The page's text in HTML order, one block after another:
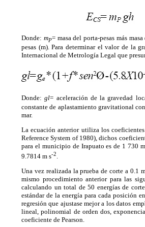
Donde: mP= masa del porta-pesas más
pesas (m). Para determinar el valor de la
Internacional de Metrología Legal que
Donde:gl= aceleración de la gravedad
constante de aplastamiento gravitational
mar.
La ecuación anterior utiliza los
Reference System of 1980), dichos
para el municipio de Irapuato es de 1 730
9.7814 m s-2
Una vez realizada la prueba de corte a 0.1
mismo procedimiento anterior para las
calculando un total de 50 energías de
estándar de la energía para cada posición
regresión que ajustase mejor a los datos
lineal, polinomial de orden dos,
coeficiente de Pearson.